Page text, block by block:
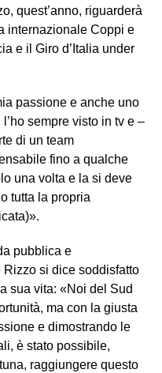
quest’anno, riguarderà
internazionale Coppi e
e il Giro d’Italia under
passione e anche uno
sempre visto in tv e –
di un team
fino a qualche
una volta e la si deve
tutta la propria
pubblica e
si dice soddisfatto
sua vita: «Noi del Sud
ma con la giusta
e dimostrando le
è stato possibile,
raggiungere questo